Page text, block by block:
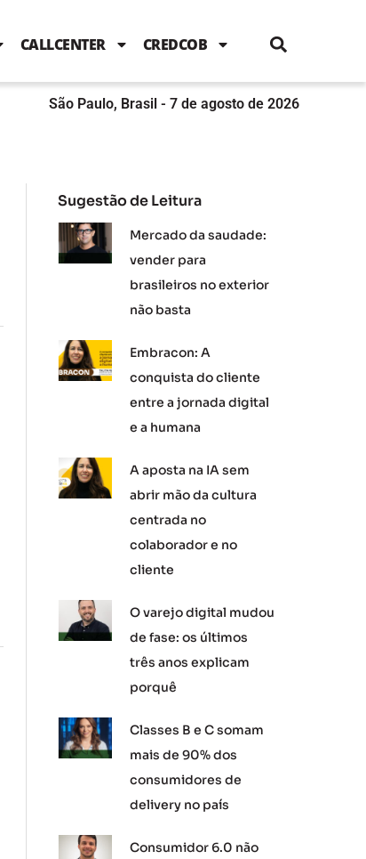
b
o
k
t
e
b
n
g
a
m
CALLCENTER CREDCOB
São Paulo, Brasil - 7 de agosto de 2026
Sugestão de Leitura
Mercado da saudade:
vender para
brasileiros no exterior
não basta
Embracon: A
conquista do cliente
entre a jornada digital
e a humana
A aposta na IA sem
abrir mão da cultura
centrada no
colaborador e no
cliente
O varejo digital mudou
de fase: os últimos
três anos explicam
porquê
Classes B e C somam
mais de 90% dos
consumidores de
delivery no país
Consumidor 6.0 não